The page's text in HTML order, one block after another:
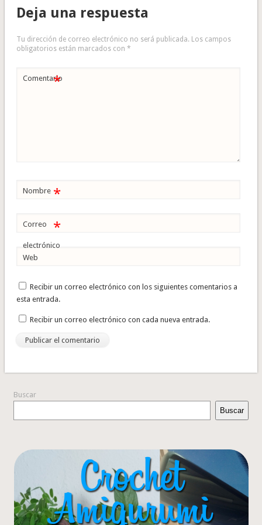
Deja una respuesta
Tu dirección de correo electrónico no será publicada. Los campos
obligatorios están marcados con *
Comentario
*
Nombre *
Correo
electrónico
*
Web
Recibir un correo electrónico con los siguientes comentarios a
esta entrada.
Recibir un correo electrónico con cada nueva entrada.
Buscar
Buscar